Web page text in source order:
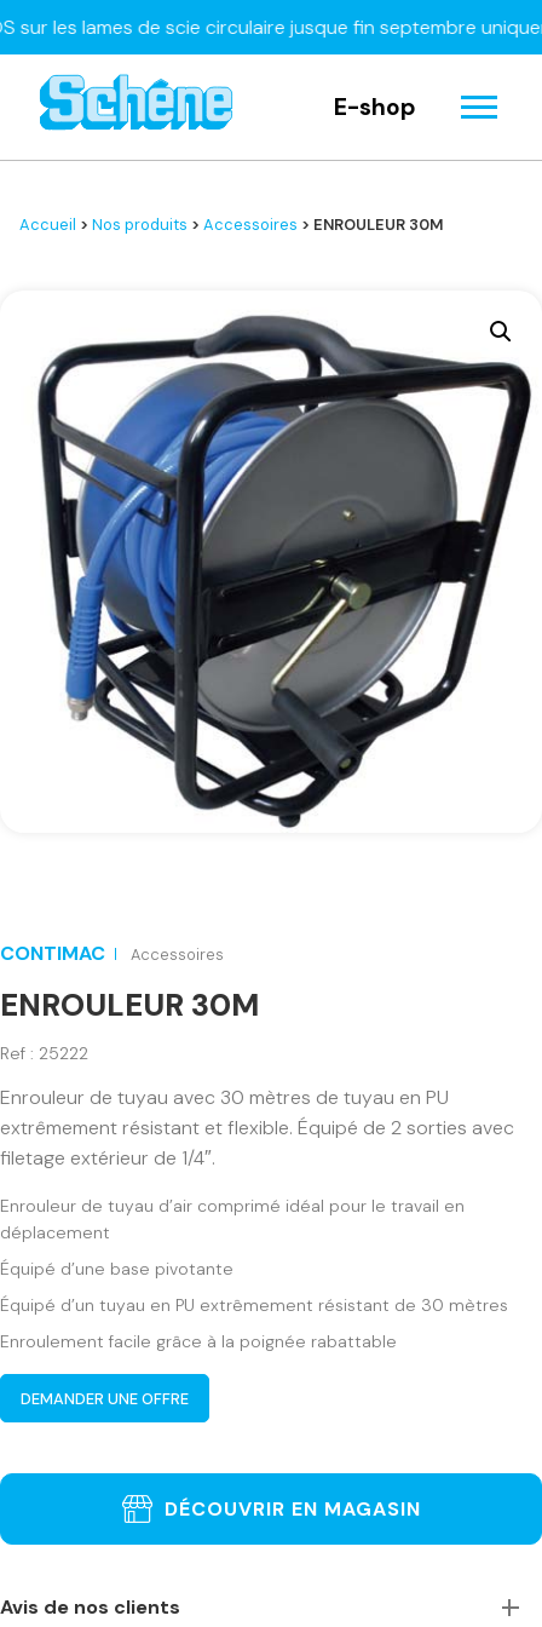
les lames de scie circulaire jusque fin septembre uniquement
E-shop
Accueil > Nos produits > Accessoires > ENROULEUR 30M
CONTIMAC Accessoires
ENROULEUR 30M
Ref : 25222
Enrouleur de tuyau avec 30 mètres de tuyau en PU
extrêmement résistant et flexible. Équipé de 2 sorties avec
filetage extérieur de 1/4″.
Enrouleur de tuyau d’air comprimé idéal pour le travail en
déplacement
Équipé d’une base pivotante
Équipé d’un tuyau en PU extrêmement résistant de 30 mètres
Enroulement facile grâce à la poignée rabattable
DEMANDER UNE OFFRE
DÉCOUVRIR EN MAGASIN
Avis de nos clients